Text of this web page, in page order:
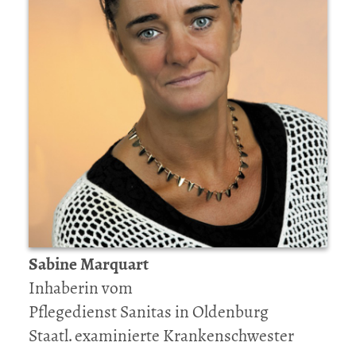
Sabine Marquart
Inhaberin vom
Pflegedienst Sanitas in Oldenburg
Staatl. examinierte Krankenschwester